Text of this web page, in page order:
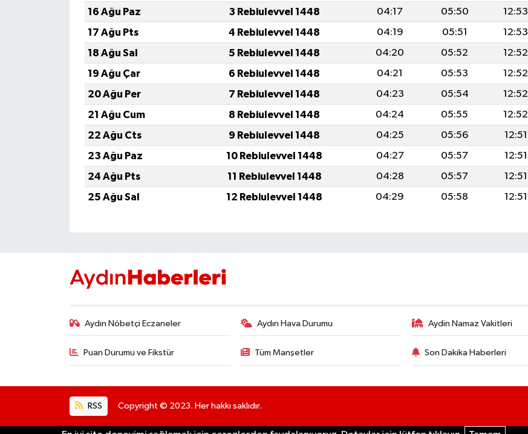
16 Ağu Paz
3 Rebiulevvel 1448 04:17 05:50 12:53
17 Ağu Pts
4 Rebiulevvel 1448 04:19 05:51 12:53
18 Ağu Sal
5 Rebiulevvel 1448 04:20 05:52 12:52
19 Ağu Çar
6 Rebiulevvel 1448 04:21 05:53 12:52
20 Ağu Per
7 Rebiulevvel 1448 04:23 05:54 12:52
21 Ağu Cum
8 Rebiulevvel 1448 04:24 05:55 12:52
22 Ağu Cts
9 Rebiulevvel 1448 04:25 05:56 12:51
23 Ağu Paz
10 Rebiulevvel 1448 04:27 05:57 12:51
24 Ağu Pts
11 Rebiulevvel 1448 04:28 05:57 12:51
25 Ağu Sal
12 Rebiulevvel 1448 04:29 05:58 12:51
Aydın Nöbetçi Eczaneler Aydın Hava Durumu Aydin Namaz Vakitleri
Puan Durumu ve Fikstür Tüm Manşetler Son Dakika Haberleri
RSS Copyright © 2023. Her hakkı saklıdır.